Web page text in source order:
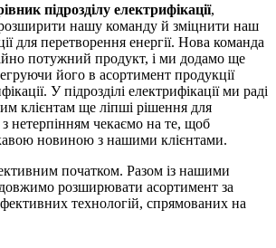
підрозділу електрифікації,
нашу команду й зміцнити наш
для перетворення енергії. Нова команда
потужний продукт, і ми додамо ще
його в асортимент продукції
У підрозділі електрифікації ми раді
клієнтам ще ліпші рішення для
з нетерпінням чекаємо на те, щоб
новиною з нашими клієнтами.
початком. Разом із нашими
розширювати асортимент за
технологій, спрямованих на